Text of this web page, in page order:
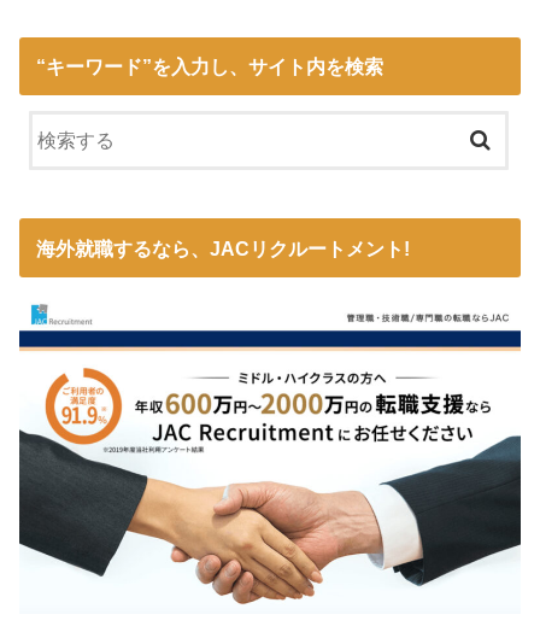
“キーワード”を入力し、サイト内を検索
海外就職するなら、JACリクルートメント!